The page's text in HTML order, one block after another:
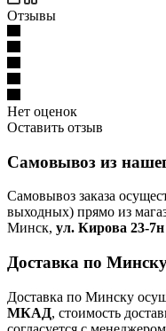
Отзывы
Нет оценок
Оставить отзыв
Самовывоз из
Самовывоз заказа
выходных) прямо из
Минск, ул. Кирова 23-7н
Доставка по
Доставка по Минску
МКАД, стоимость